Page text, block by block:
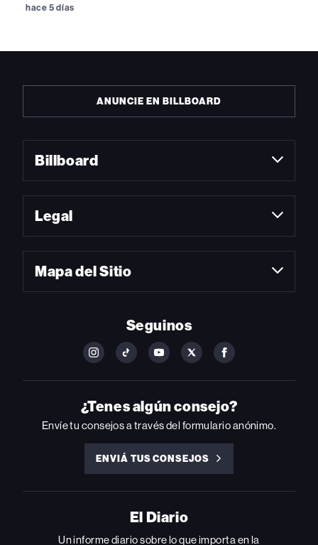
hace 5 días
ANUNCIE EN BILLBOARD
Billboard
Legal
Mapa del Sitio
Seguinos
FOLLOW
ON
INSTAGRAM
FOLLOW
ON
YOUTUBE
FOLLOW
ON
YOUTUBE
FOLLOW
ON
FOLLOW
ON
FACEBOOK
¿Tenes algún consejo?
Envíe tu consejos a través del formulario anónimo.
ENVIÁ TUS CONSEJOS
ENVIÁ
CONSEJOS
El Diario
Un informe diario sobre lo que importa en la